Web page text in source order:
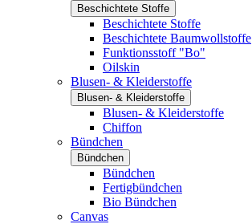
Beschichtete Stoffe
Beschichtete Stoffe
Beschichtete Baumwollstoffe
Funktionsstoff "Bo"
Oilskin
Blusen- & Kleiderstoffe
Blusen- & Kleiderstoffe
Blusen- & Kleiderstoffe
Chiffon
Bündchen
Bündchen
Bündchen
Fertigbündchen
Bio Bündchen
Canvas